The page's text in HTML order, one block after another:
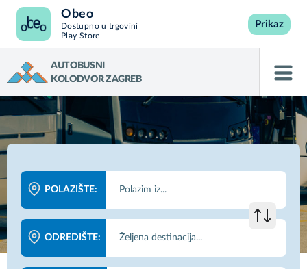
Obeo
Dostupno u trgovini
Play Store
Prikaz
AUTOBUSNI
KOLODVOR ZAGREB
POLAZIŠTE:
ODREDIŠTE: